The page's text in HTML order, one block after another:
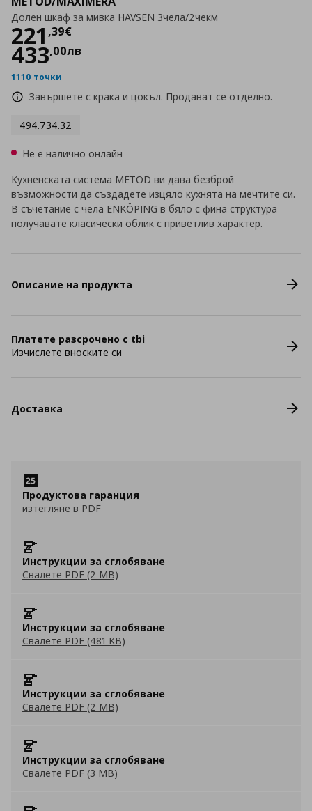
Долен шкаф за мивка HAVSEN 3чела/2чекм
221 ,39€
Цена
433,00лв
1110 точки
Завършете с крака и цокъл. Продават се отделно.
494.734.32
Не е налично онлайн
Кухненската система METOD ви дава безброй
възможности да създадете изцяло кухнята на мечтите си.
В съчетание с чела ENKÖPING в бяло с фина структура
получавате класически облик с приветлив характер.
Описание на продукта
Платете разсрочено с tbi
Изчислете вноските си
Доставка
Продуктова гаранция
изтегляне в PDF
Инструкции за сглобяване
Свалете PDF (2 MB)
Инструкции за сглобяване
Свалете PDF (481 KB)
Инструкции за сглобяване
Свалете PDF (2 MB)
Инструкции за сглобяване
Свалете PDF (3 MB)